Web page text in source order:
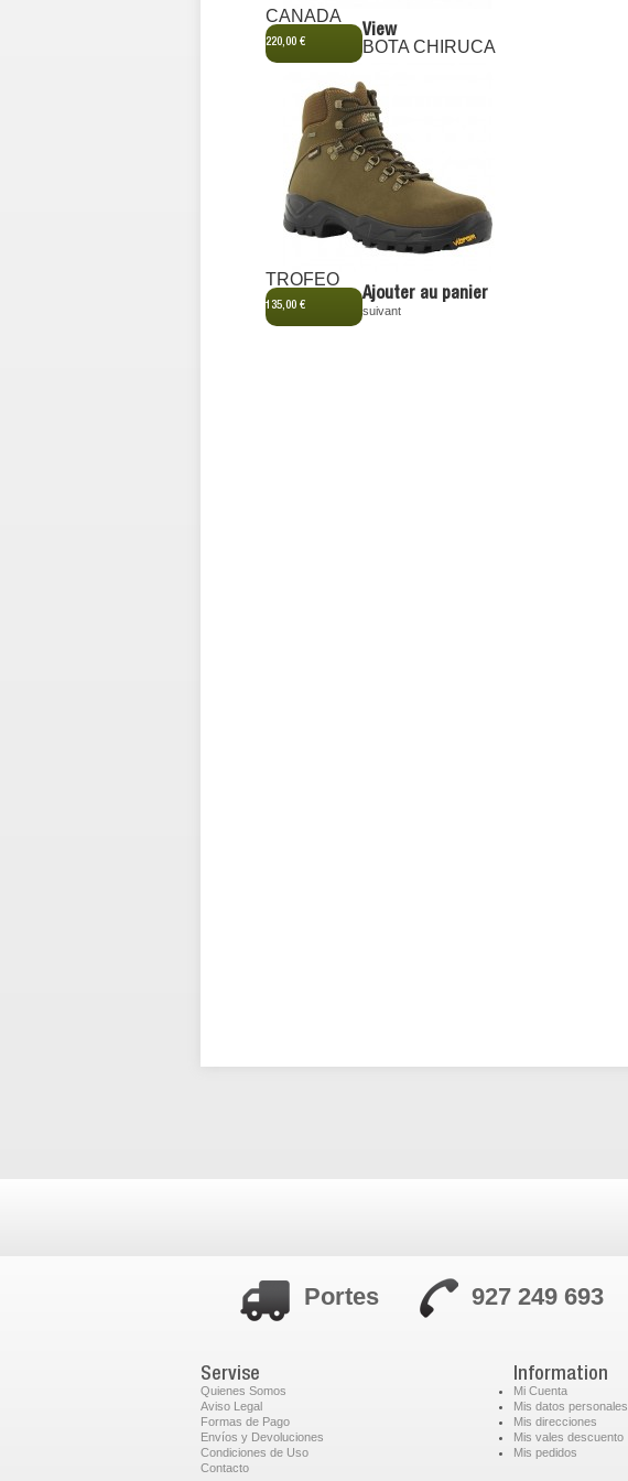
CANADA
220,00 €
View
BOTA CHIRUCA
TROFEO
135,00 €
Ajouter au panier
suivant
Portes 927 249 693
Servise
Quienes Somos
Aviso Legal
Formas de Pago
Envíos y Devoluciones
Condiciones de Uso
Contacto
Information
Mi Cuenta
Mis datos personales
Mis direcciones
Mis vales descuento
Mis pedidos